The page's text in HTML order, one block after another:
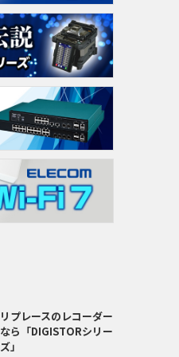
リプレースのレコーダー
なら「DIGISTORシリー
ズ」